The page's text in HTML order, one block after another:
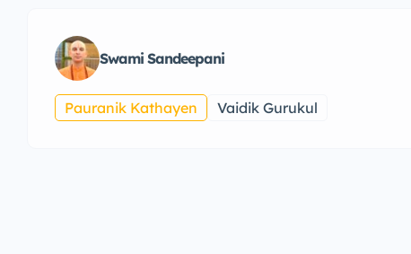
Swami Sandeepani
Pauranik Kathayen Vaidik Gurukul